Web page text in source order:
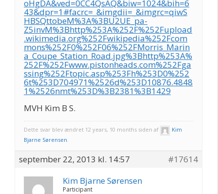
oHgDA&ved=0CC4QsAQ&biw=1024&bih=6
43&dpr=1#facrc=_&imgdii=_&imgrc=qiwS
HBSQttobeM%3A%3BU2UE_pa-
Z5invM%3Bhttp%253A%252F%252Fupload
.wikimedia.org%252Fwikipedia%252Fcom
mons%252F0%252F06%252FMorris_Marin
a_Coupe_Station_Road.jpg%3Bhttp%253A%
252F%252Fwww.pistonheads.com%252Fga
ssing%252Ftopic.asp%253Fh%253D0%252
6t%253D704971%2526d%253D10876.4848
1%2526nmt%253D%3B2381%3B1429
MVH Kim B S.
Dette svar blev ændret 12 years, 10 months siden af
Kim
Bjarne Sørensen
september 22, 2013 kl. 14:57
#17614
Kim Bjarne Sørensen
Participant